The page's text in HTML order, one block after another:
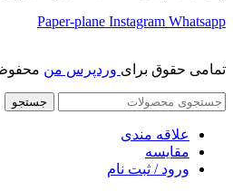
Paper-plane Instagram Whatsapp
تمامی حقوق برای وردپرس من
جستجو
علاقه مندی
مقایسه
ورود / ثبت نام